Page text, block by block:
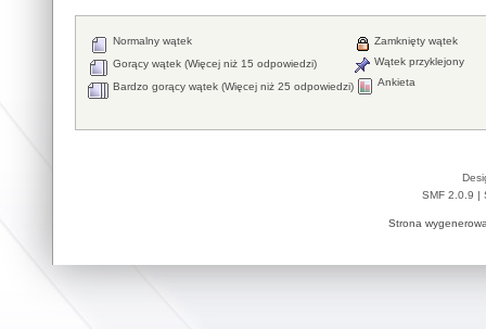
Normalny wątek
Gorący wątek (Więcej niż 15 odpowiedzi)
Bardzo gorący wątek (Więcej niż 25 odpowiedzi)
Zamknięty wątek
Wątek przyklejony
Ankieta
SMF 2.0.9 |
Strona